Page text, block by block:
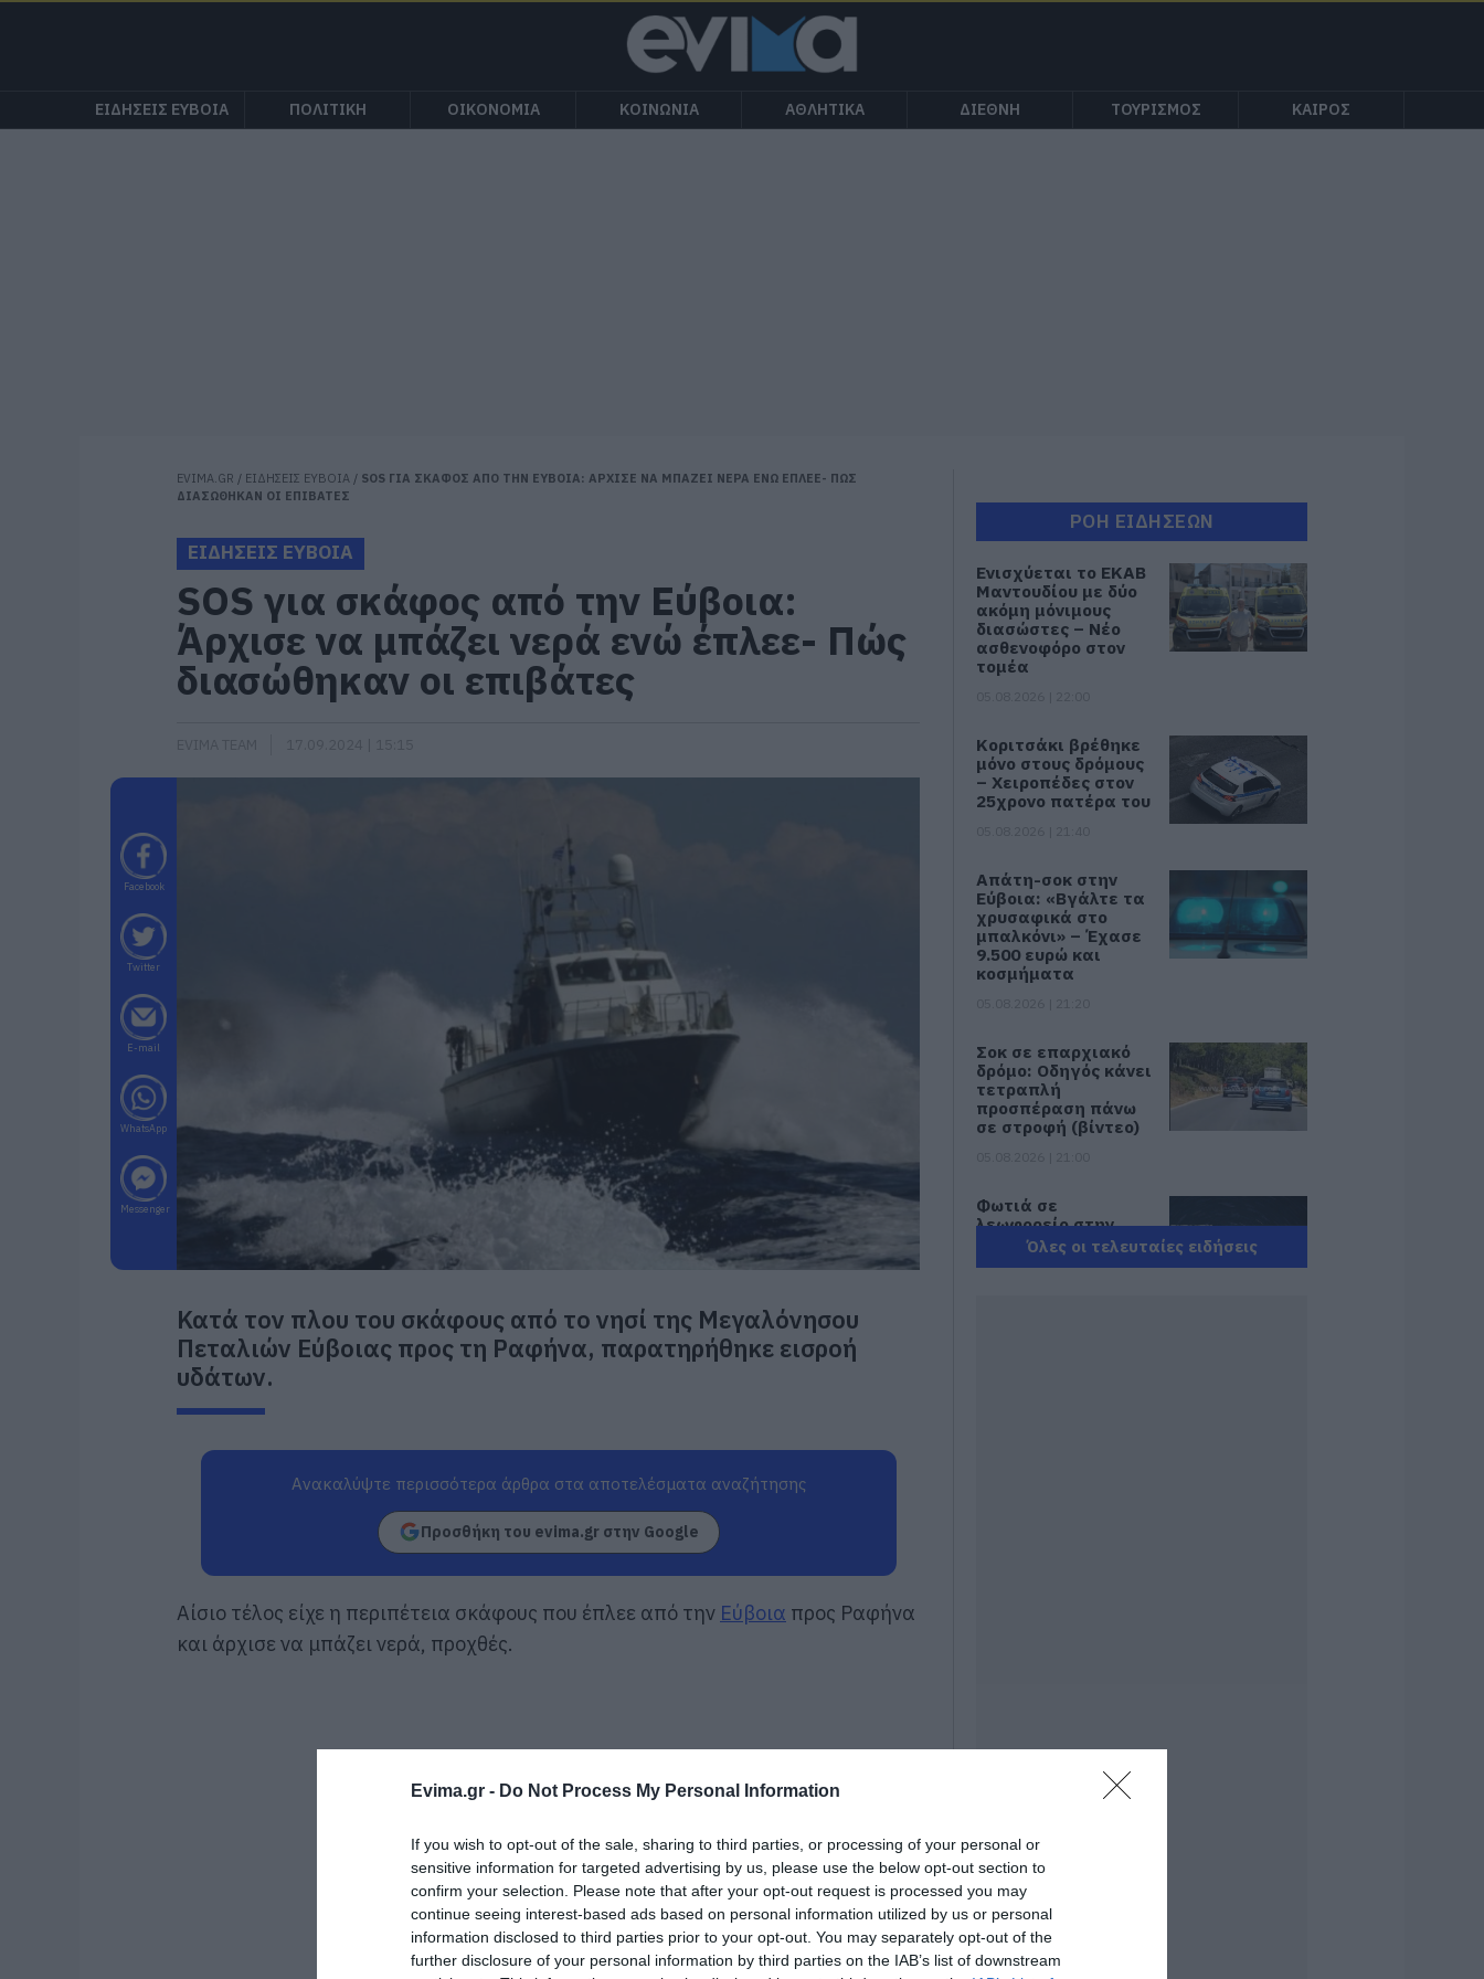
Evima.gr - Do Not Process My Personal Information
If you wish to opt-out of the sale, sharing to third parties, or processing of your personal or
sensitive information for targeted advertising by us, please use the below opt-out section to
confirm your selection. Please note that after your opt-out request is processed you may
continue seeing interest-based ads based on personal information utilized by us or personal
information disclosed to third parties prior to your opt-out. You may separately opt-out of the
further disclosure of your personal information by third parties on the IAB’s list of downstream
ΕΙΔΗΣΕΙΣ ΕΥΒΟΙΑ ΠΟΛΙΤΙΚΗ ΟΙΚΟΝΟΜΙΑ ΚΟΙΝΩΝΙΑ ΑΘΛΗΤΙΚΑ ΔΙΕΘΝΗ ΤΟΥΡΙΣΜΟΣ ΚΑΙΡΟΣ
EVIMA.GR / ΕΙΔΗΣΕΙΣ ΕΥΒΟΙΑ / SOS ΓΙΑ ΣΚΑΦΟΣ ΑΠΟ ΤΗΝ ΕΥΒΟΙΑ: ΑΡΧΙΣΕ ΝΑ ΜΠΑΖΕΙ ΝΕΡΑ ΕΝΩ ΕΠΛΕΕ- ΠΩΣ
ΔΙΑΣΩΘΗΚΑΝ ΟΙ ΕΠΙΒΑΤΕΣ
ΕΙΔΗΣΕΙΣ ΕΥΒΟΙΑ
SOS για σκάφος από την Εύβοια:
Άρχισε να μπάζει νερά ενώ έπλεε- Πώς
διασώθηκαν οι επιβάτες
Facebook
Twitter
E-mail
WhatsApp
Messenger
Κατά τον πλου του σκάφους από το νησί της Μεγαλόνησου
Πεταλιών Εύβοιας προς τη Ραφήνα, παρατηρήθηκε εισροή
υδάτων.
Ανακαλύψτε περισσότερα άρθρα στα αποτελέσματα αναζήτησης
Προσθήκη του evima.gr στην Google
Αίσιο τέλος είχε η περιπέτεια σκάφους που έπλεε από την Εύβοια προς Ραφήνα
και άρχισε να μπάζει νερά, προχθές.
ΡΟΗ ΕΙΔΗΣΕΩΝ
Ενισχύεται το ΕΚΑΒ
Μαντουδίου με δύο
ακόμη μόνιμους
διασώστες – Νέο
ασθενοφόρο στον
τομέα
Κοριτσάκι βρέθηκε
μόνο στους δρόμους
– Χειροπέδες στον
25χρονο πατέρα του
Απάτη-σοκ στην
Εύβοια: «Βγάλτε τα
χρυσαφικά στο
μπαλκόνι» – Έχασε
9.500 ευρώ και
κοσμήματα
Σοκ σε επαρχιακό
δρόμο: Οδηγός κάνει
τετραπλή
προσπέραση πάνω
σε στροφή (βίντεο)
Φωτιά σε
λεωφορείο στην
Εύβοια
05.08.2026 | 20:39
Εύβοια: Διέρρηξαν
σπίτι 95χρονης και
προκάλεσαν
σοβαρές ζημιές σε
ταβέρνα
05.08.2026 | 19:20
Όλες οι τελευταίες ειδήσεις